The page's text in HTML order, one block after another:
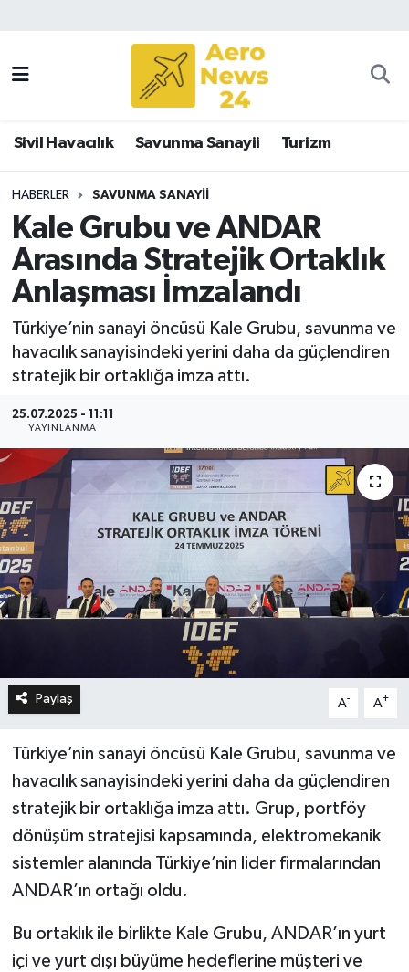
Sivil Havacılık Savunma Sanayii Turizm
HABERLER SAVUNMA SANAYII
Kale Grubu ve ANDAR
Arasında Stratejik Ortaklık
Anlaşması İmzalandı
Türkiye’nin sanayi öncüsü Kale Grubu, savunma ve
havacılık sanayisindeki yerini daha da güçlendiren
stratejik bir ortaklığa imza attı.
25.07.2025 - 11:11
YAYINLANMA
Paylaş A- A+
Türkiye’nin sanayi öncüsü Kale Grubu, savunma ve
havacılık sanayisindeki yerini daha da güçlendiren
stratejik bir ortaklığa imza attı. Grup, portföy
dönüşüm stratejisi kapsamında, elektromekanik
sistemler alanında Türkiye’nin lider firmalarından
ANDAR’ın ortağı oldu.
Bu ortaklık ile birlikte Kale Grubu, ANDAR’ın yurt
içi ve yurt dışı büyüme hedeflerine müşteri ve